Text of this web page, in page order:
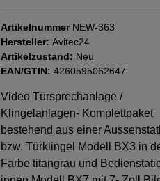
Artikelnummer NEW-363
Hersteller: Avitec24
Artikelzustand: Neu
EAN/GTIN: 4260595062647
Video Türsprechanlage /
Klingelanlagen- Komplettpaket
bestehend aus einer
bzw. Türklingel Modell BX3 in
Farbe titangrau und